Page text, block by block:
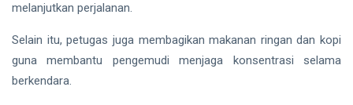
melanjutkan perjalanan.
Selain itu, petugas juga membagikan makanan ringan dan kopi
guna membantu pengemudi menjaga konsentrasi selama
berkendara.